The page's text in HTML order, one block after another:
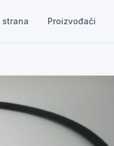
strana Proizvođači